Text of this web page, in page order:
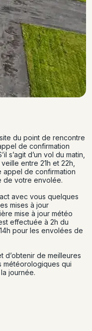
du point de rencontre
de confirmation
s’agit d’un vol du matin,
entre 21h et 22h,
appel de confirmation
de votre envolée.
avec vous quelques
mises à jour
mise à jour météo
effectuée à 2h du
pour les envolées de
d’obtenir de meilleures
météorologiques qui
journée.